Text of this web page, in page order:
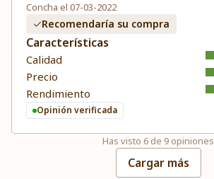
Concha el 07-03-2022
Recomendaría su compra
Características
Calidad
Precio
Rendimiento
Opinión verificada
Has visto 6 de 9 opiniones
Cargar más